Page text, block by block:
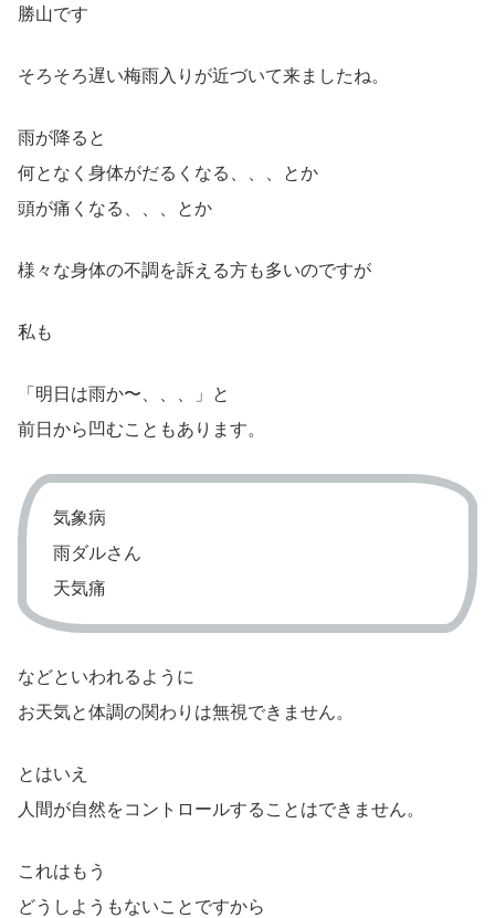
勝山です
そろそろ遅い梅雨入りが近づいて来ましたね。
雨が降ると
何となく身体がだるくなる、、、とか
頭が痛くなる、、、とか
様々な身体の不調を訴える方も多いのですが
私も
「明日は雨か〜、、、」と
前日から凹むこともあります。
気象病
雨ダルさん
天気痛
などといわれるように
お天気と体調の関わりは無視できません。
とはいえ
人間が自然をコントロールすることはできません。
これはもう
どうしようもないことですから